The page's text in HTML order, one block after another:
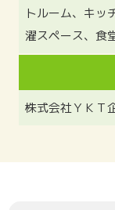
トルーム、キッ
濯スペース、食
株式会社ＹＫＴ